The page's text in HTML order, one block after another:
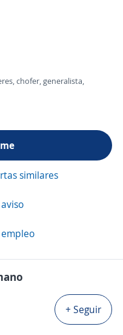
chofer, generalista,
similares
+ Seguir